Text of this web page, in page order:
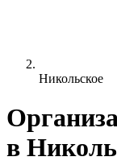
Никольское
в